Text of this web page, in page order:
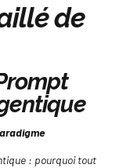
de
: pourquoi tout